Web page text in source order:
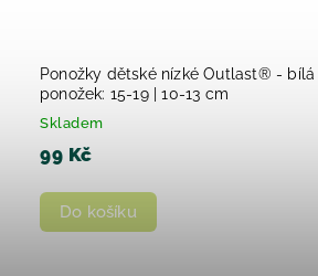
Ponožky dětské nízké Outlast® - bílá
ponožek: 15-19 | 10-13 cm
Skladem
99 Kč
Do košíku